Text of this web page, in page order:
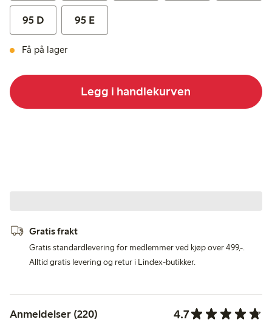
95 D 95 E
Få på lager
Legg i handlekurven
Gratis frakt
Gratis standardlevering for medlemmer ved kjøp over 499,-.
Alltid gratis levering og retur i Lindex-butikker.
Anmeldelser (220) 4.7